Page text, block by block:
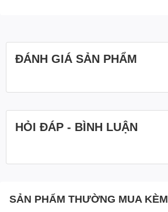
ĐÁNH GIÁ SẢN PHẨM
HỎI ĐÁP - BÌNH LUẬN
SẢN PHẨM THƯỜNG MUA KÈM